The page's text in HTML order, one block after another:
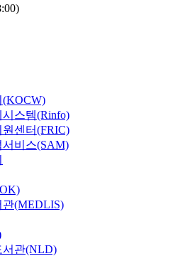
스템(Rinfo)
센터(FRIC)
비스(SAM)
(MEDLIS)
서관(NLD)